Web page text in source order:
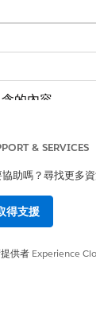
的內容。
經理批准或庫
& SERVICES
助嗎？尋找更多資
得支援
供者 Experience